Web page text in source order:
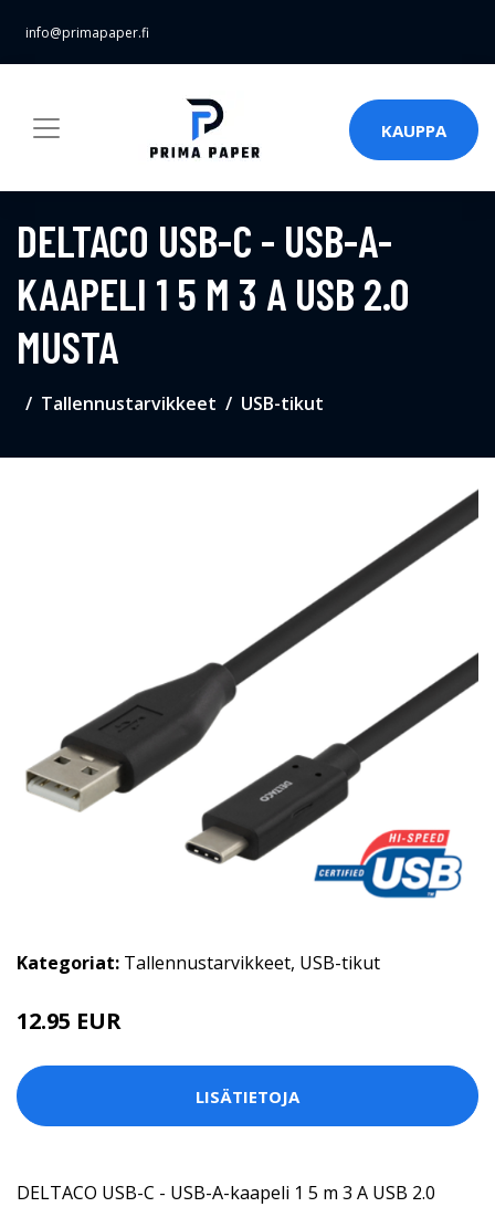
info@primapaper.fi
KAUPPA
DELTACO USB-C - USB-A-
KAAPELI 1 5 M 3 A USB 2.0
MUSTA
Tallennustarvikkeet USB-tikut
Kategoriat: Tallennustarvikkeet, USB-tikut
12.95 EUR
LISÄTIETOJA
DELTACO USB-C - USB-A-kaapeli 1 5 m 3 A USB 2.0